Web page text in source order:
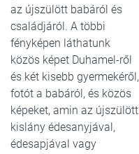
az újszülött babáról és
családjáról. A többi
fényképen láthatunk
közös képet Duhamel-ről
és két kisebb gyermekéről,
fotót a babáról, és közös
képeket, amin az újszülött
kislány édesanyjával,
édesapjával vagy